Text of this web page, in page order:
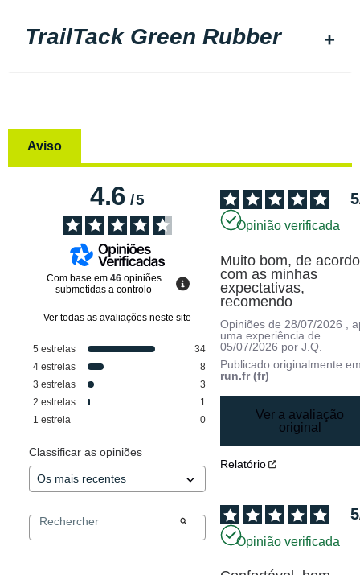
TrailTack Green Rubber
Aviso
4.6/5
Com base em 46 opiniões
submetidas a controlo
Ver todas as avaliações neste site
5 estrelas
34
4 estrelas
8
3 estrelas
3
2 estrelas
1
1 estrela 0
Classificar as opiniões
5
Opinião verificada
Muito bom, de acordo
com as minhas
expectativas,
recomendo
Opiniões de 28/07/2026
,
uma experiência de
05/07/2026 porJ.Q.
Publicado originalmente
run.fr (fr)
Ver a avaliação
original
Relatório
5
Opinião verificada